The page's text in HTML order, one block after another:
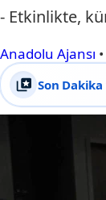
- Etkinlikte,
Anadolu Ajansı •
Son